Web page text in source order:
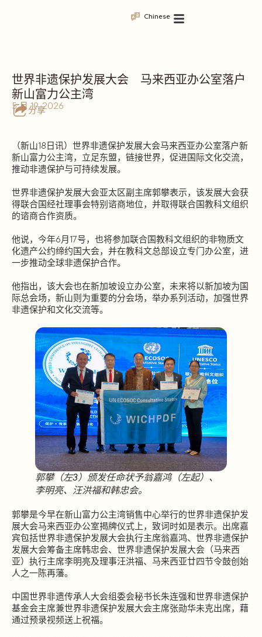
Chinese
世界非遗保护发展大会 马来西亚办公室落户
新山富力公主湾
分享
5 月 19, 2026
（新山18日讯）世界非遗保护发展大会马来西亚办公室落户新
新山富力公主湾，立足东盟，链接世界，促进国际文化交流，
推动非遗保护与可持续发展。
世界非遗保护发展大会亚太区副主席郭攀表示，该发展大会获
得联合国经社理事会特别谘商地位，并取得联合国教科文组织
的谘商合作资质。
他说，今年6月17号，也将参加联合国教科文组织的非物质文
化遗产公约缔约国大会，并在教科文总部设立专门办公室，进
一步推动全球非遗保护合作。
他指出，该大会也在新加坡设立办公室，未来将以新加坡为国
际总会场，新山则为重要的分会场，举办系列活动，加强世界
非遗保护和文化交流等。
郭攀（左3）颁发任命状予翁嘉鸿（左起）、
李明亮、汪洪福和韩忠会。
郭攀是今早在新山富力公主湾销售中心举行的世界非遗保护发
展大会马来西亚办公室揭牌仪式上，致词时如是表示。出席嘉
宾包括世界非遗保护发展大会执行主席翁嘉鸿、世界非遗保护
发展大会筹备主席韩忠会、世界非遗保护发展大会（马来西
亚）执行主席李明亮及理事汪洪福、马来西亚廿四节令鼓创始
人之一陈再藩。
中国世界非遗传承人大会组委会秘书长朱连强和世界非遗保护
基金会主席兼世界非遗保护发展大会主席张勋华未克出席，藉
通过预录视频送上祝福。